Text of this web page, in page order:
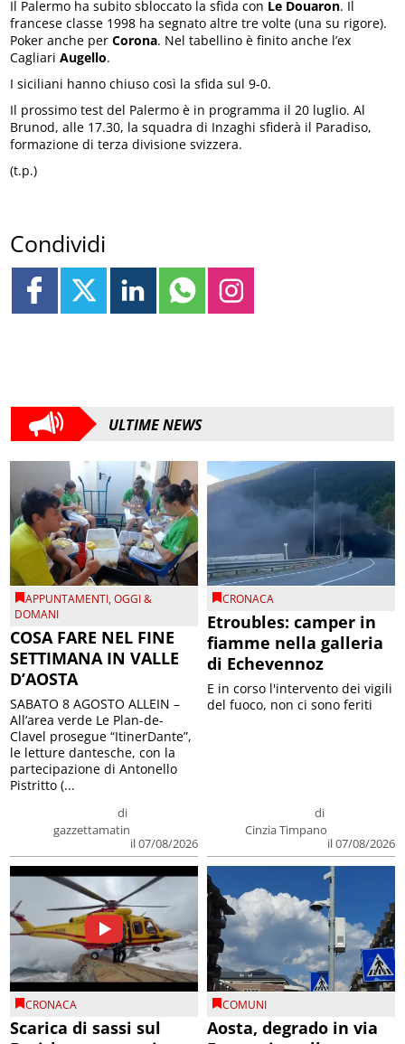
Il Palermo ha subito sbloccato la sfida con Le Douaron. Il
francese classe 1998 ha segnato altre tre volte (una su rigore).
Poker anche perCorona. Nel tabellino è finito anche l’ex
CagliariAugello.
I siciliani hanno chiuso così la sfida sul 9-0.
Il prossimo test del Palermo è in programma il 20 luglio. Al
Brunod, alle 17.30, la squadra di Inzaghi sfiderà il Paradiso,
formazione di terza divisione svizzera.
(t.p.)
Condividi
ULTIME NEWS
APPUNTAMENTI,OGGI &
DOMANI
COSA FARE NEL FINE
SETTIMANA IN VALLE
D’AOSTA
di
gazzettamatin
il 07/08/2026
SABATO 8 AGOSTO ALLEIN –
All’area verde Le Plan-de-
Clavel prosegue “ItinerDante”,
le letture dantesche, con la
partecipazione di Antonello
Pistritto (...
CRONACA
Etroubles: camper in
fiamme nella galleria
di Echevennoz
di
Cinzia Timpano
il 07/08/2026
E in corso l'intervento dei vigili
del fuoco, non ci sono feriti
CRONACA
Scarica di sassi sul
COMUNI
Aosta, degrado in via